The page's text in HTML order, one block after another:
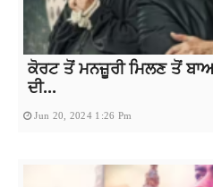
ਕੋਰਟ ਤੋਂ ਮਨਜ਼ੂਰੀ ਮਿਲਣ ਤੋਂ
ਦੀ...
Jun 20, 2024 1:26 Pm